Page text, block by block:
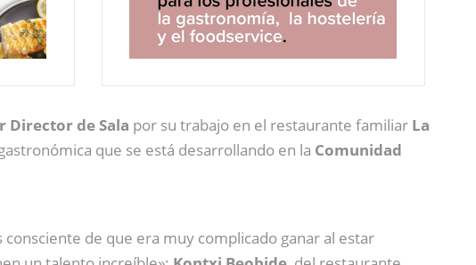
Director de Sala por su trabajo en el restaurante familiar La
que se está desarrollando en la Comunidad
consciente de que era muy complicado ganar al estar